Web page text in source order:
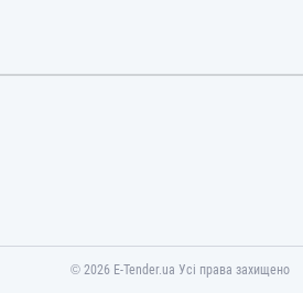
© 2026 E-Tender.ua Усі права захищено